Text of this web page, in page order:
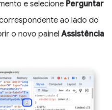
e selecione Perguntar
ao lado do
o novo painelAssistência